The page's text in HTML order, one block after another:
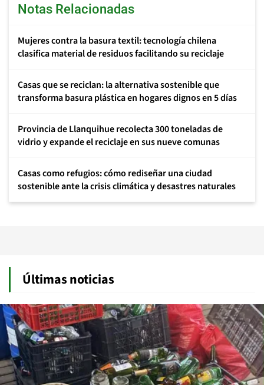
Notas Relacionadas
Mujeres contra la basura textil: tecnología chilena
clasifica material de residuos facilitando su reciclaje
Casas que se reciclan: la alternativa sostenible que
transforma basura plástica en hogares dignos en 5 días
Provincia de Llanquihue recolecta 300 toneladas de
vidrio y expande el reciclaje en sus nueve comunas
Casas como refugios: cómo rediseñar una ciudad
sostenible ante la crisis climática y desastres naturales
Últimas noticias